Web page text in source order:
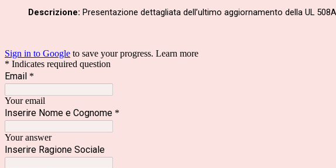
Descrizione: Presentazione dettagliata dell’ultimo aggiornamento della UL
Sign in to Google to save your progress. Learn more
* Indicates required question
Email *
Your email
Inserire Nome e Cognome *
Your answer
Inserire Ragione Sociale